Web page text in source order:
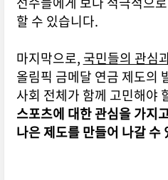
할 수 있습니다.
마지막으로, 국민들의 관심
올림픽 금메달 연금 제도의
사회 전체가 함께 고민해야
스포츠에 대한 관심을 가지
나은 제도를 만들어 나갈 수